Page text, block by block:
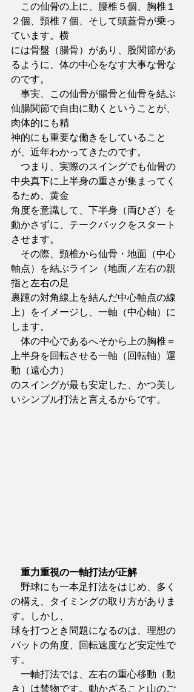
この仙骨の上に、腰椎５個、胸椎１
２個、頸椎７個、そして頭蓋骨が乗っ
ています。横
には骨盤（腸骨）があり、股関節があ
るように、体の中心をなす大事な骨な
のです。
事実、この仙骨が腸骨と仙骨を結ぶ
仙腸関節で自由に動くということが、
肉体的にも精
神的にも重要な働きをしていること
が、近年わかってきたのです。
つまり、実際のスイングでも仙骨の
中央真下に上半身の重さが集まってく
るため、黄金
角度を意識して、下半身（両ひざ）を
動かさずに、テークバックをスタート
させます。
その際、頸椎から仙骨・地面（中心
軸点）を結ぶライン（地面／左右の親
指と左右の足
裏踵の対角線上を結んだ中心軸点の線
上）をイメージし、一軸（中心軸）に
します。
体の中心であるへそから上の胸椎＝
上半身を回転させる一軸（回転軸）運
動（遠心力）
のスイングが最も安定した、かつ美し
いシンプル打法と言えるからです。
重力重視の一軸打法が正解
野球にも一本足打法をはじめ、多く
の構え、タイミングの取り方がありま
す。しかし、
球を打つとき問題になるのは、理想の
バットの角度、回転速度など安定性で
す。
一軸打法では、左右の重心移動（動
き）は禁物です。動かざること山のご